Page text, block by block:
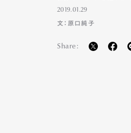
2019.01.29
文：原口純子
Share: